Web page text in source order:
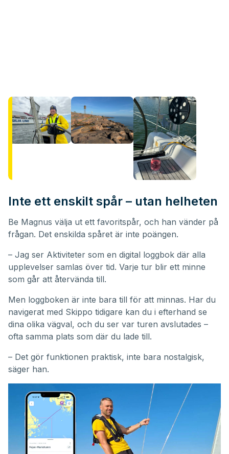
Inte ett enskilt spår – utan helheten
Be Magnus välja ut ett favoritspår, och han vänder på
frågan. Det enskilda spåret är inte poängen.
– Jag ser Aktiviteter som en digital loggbok där alla
upplevelser samlas över tid. Varje tur blir ett minne
som går att återvända till.
Men loggboken är inte bara till för att minnas. Har du
navigerat med Skippo tidigare kan du i efterhand se
dina olika vägval, och du ser var turen avslutades –
ofta samma plats som där du lade till.
– Det gör funktionen praktisk, inte bara nostalgisk,
säger han.